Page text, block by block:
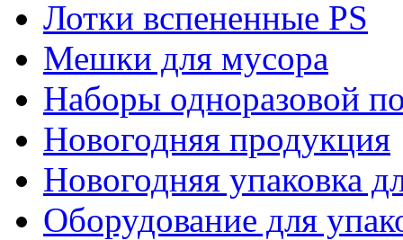
Лотки вспененные PS
Мешки для мусора
Наборы одноразовой
Новогодняя продукция
Новогодняя упаковка
Оборудование для